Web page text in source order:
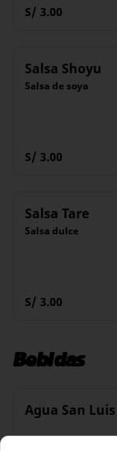
S/ 3.00
Salsa Shoyu
Salsa de soya
S/ 3.00
Salsa Tare
Salsa dulce
S/ 3.00
Bebidas
Agua San